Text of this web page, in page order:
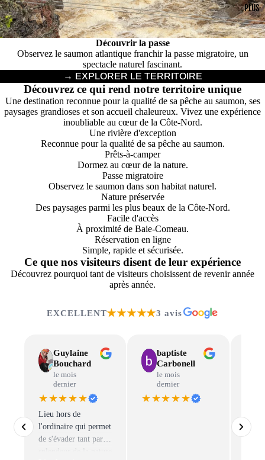
PLUS
Découvrir la passe
Observez le saumon atlantique franchir la passe migratoire, un
spectacle naturel fascinant.
→ EXPLORER LE TERRITOIRE
Découvrez ce qui rend notre territoire unique
Une destination reconnue pour la qualité de sa pêche au saumon, ses
paysages grandioses et son accueil chaleureux. Vivez une expérience
inoubliable au cœur de la Côte-Nord.
Une rivière d'exception
Reconnue pour la qualité de sa pêche au saumon.
Prêts-à-camper
Dormez au cœur de la nature.
Passe migratoire
Observez le saumon dans son habitat naturel.
Nature préservée
Des paysages parmi les plus beaux de la Côte-Nord.
Facile d'accès
À proximité de Baie-Comeau.
Réservation en ligne
Simple, rapide et sécurisée.
Ce que nos visiteurs disent de leur expérience
Découvrez pourquoi tant de visiteurs choisissent de revenir année
après année.
EXCELLENT★★★★★3 avis
Guylaine
Bouchard
le mois
dernier
★★★★★
Lieu hors de
l'ordinaire qui permet
de s'évader tant par la
splendeur de la nature
baptiste
Carbonell
le mois
dernier
★★★★★